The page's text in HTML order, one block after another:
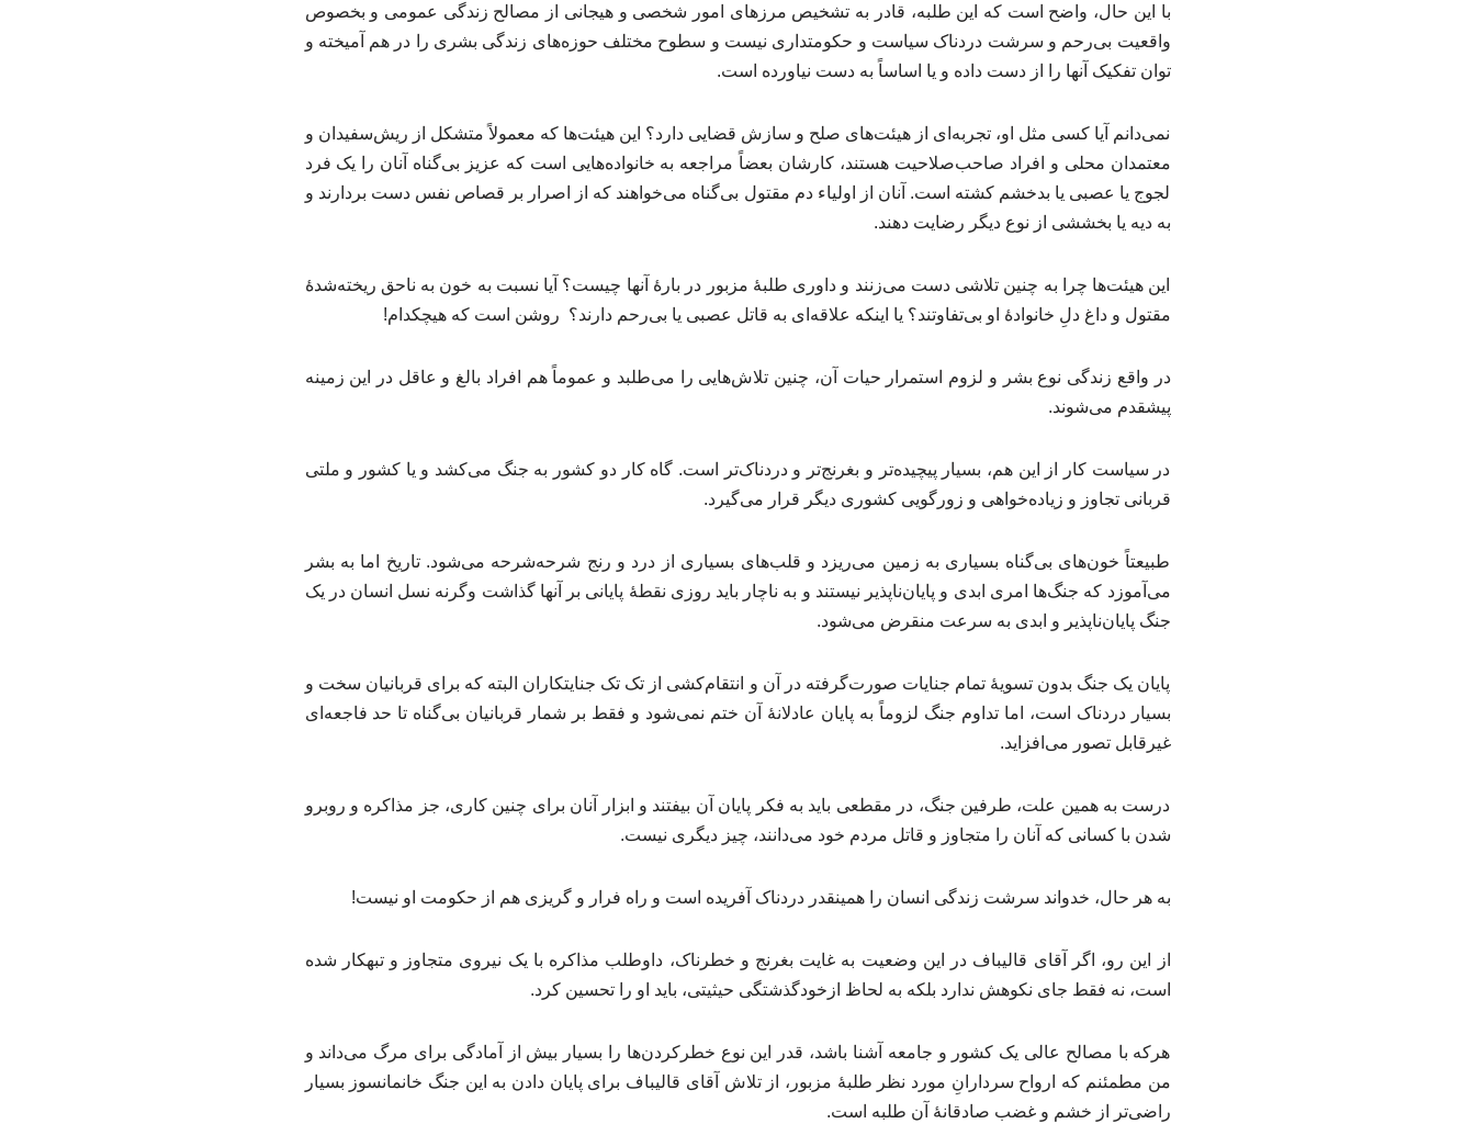
با این حال، واضح است که این طلبه، قادر به تشخیص مرزهای امور شخصی و هیجانی از مصالح زندگی عمومی و بخصوص
واقعیت بی‌رحم و سرشت دردناک سیاست و حکومتداری نیست و سطوح مختلف حوزه‌های زندگی بشری را در هم آمیخته و
توان تفکیک آنها را از دست داده و یا اساساً به دست نیاورده است.
نمی‌دانم آیا کسی مثل او، تجربه‌ای از هیئت‌های صلح و سازش قضایی دارد؟ این هیئت‌ها که معمولاً متشکل از ریش‌سفیدان و
معتمدان محلی و افراد صاحب‌صلاحیت هستند، کارشان بعضاً مراجعه به خانواده‌هایی است که عزیز بی‌گناه آنان را یک فرد
لجوج یا عصبی یا بدخشم کشته است. آنان از اولیاء دم مقتول بی‌گناه می‌خواهند که از اصرار بر قصاص نفس دست بردارند و
به دیه یا بخششی از نوع دیگر رضایت دهند.
این هیئت‌ها چرا به چنین تلاشی دست می‌زنند و داوری طلبهٔ مزبور در بارهٔ آنها چیست؟ آیا نسبت به خون به ناحق ریخته‌شدهٔ
مقتول و داغ دلِ خانوادهٔ او بی‌تفاوتند؟ یا اینکه علاقه‌ای به قاتل عصبی یا بی‌رحم دارند؟ روشن است که هیچکدام!
در واقع زندگی نوع بشر و لزوم استمرار حیات آن، چنین تلاش‌هایی را می‌طلبد و عموماً هم افراد بالغ و عاقل در این زمینه
پیشقدم می‌شوند.
در سیاست کار از این هم، بسیار پیچیده‌تر و بغرنج‌تر و دردناک‌تر است. گاه کار دو کشور به جنگ می‌کشد و یا کشور و ملتی
قربانی تجاوز و زیاده‌خواهی و زورگویی کشوری دیگر قرار می‌گیرد.
طبیعتاً خون‌های بی‌گناه بسیاری به زمین می‌ریزد و قلب‌های بسیاری از درد و رنج شرحه‌شرحه می‌شود. تاریخ اما به بشر
می‌آموزد که جنگ‌ها امری ابدی و پایان‌ناپذیر نیستند و به ناچار باید روزی نقطهٔ پایانی بر آنها گذاشت وگرنه نسل انسان در یک
جنگ پایان‌ناپذیر و ابدی به سرعت منقرض می‌شود.
پایان یک جنگ بدون تسویهٔ تمام جنایات صورت‌گرفته در آن و انتقام‌کشی از تک تک جنایتکاران البته که برای قربانیان سخت و
بسیار دردناک است، اما تداوم جنگ لزوماً به پایان عادلانهٔ آن ختم نمی‌شود و فقط بر شمار قربانیان بی‌گناه تا حد فاجعه‌ای
غیرقابل تصور می‌افزاید.
درست به همین علت، طرفین جنگ، در مقطعی باید به فکر پایان آن بیفتند و ابزار آنان برای چنین کاری، جز مذاکره و روبرو
شدن با کسانی که آنان را متجاوز و قاتل مردم خود می‌دانند، چیز دیگری نیست.
به هر حال، خدواند سرشت زندگی انسان را همینقدر دردناک آفریده است و راه فرار و گریزی هم از حکومت او نیست!
از این رو، اگر آقای قالیباف در این وضعیت به غایت بغرنج و خطرناک، داوطلب مذاکره با یک نیروی متجاوز و تبهکار شده
است، نه فقط جای نکوهش ندارد بلکه به لحاظ ازخودگذشتگی حیثیتی، باید او را تحسین کرد.
هرکه با مصالح عالی یک کشور و جامعه آشنا باشد، قدر این نوع خطرکردن‌ها را بسیار بیش از آمادگی برای مرگ می‌داند و
من مطمئنم که ارواح سردارانِ مورد نظر طلبهٔ مزبور، از تلاش آقای قالیباف برای پایان دادن به این جنگ خانمانسوز بسیار
راضی‌تر از خشم و غضب صادقانهٔ آن طلبه است.